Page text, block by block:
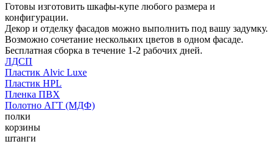
Готовы изготовить шкафы-купе любого размера и
конфигурации.
Декор и отделку фасадов можно выполнить под вашу задумку.
Возможно сочетание нескольких цветов в одном фасаде.
Бесплатная сборка в течение 1-2 рабочих дней.
ЛДСП
Пластик Alvic Luxe
Пластик HPL
Пленка ПВХ
Полотно АГТ (МДФ)
полки
корзины
штанги